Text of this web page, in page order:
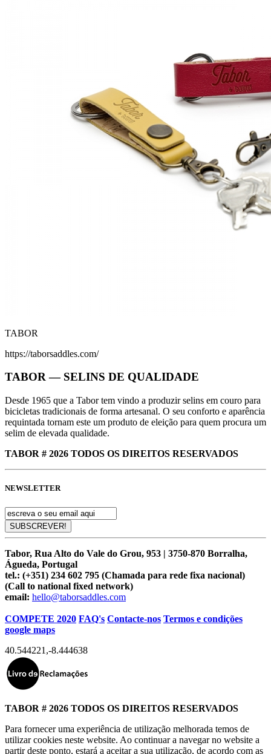
TABOR
https://taborsaddles.com/
TABOR — SELINS DE QUALIDADE
Desde 1965 que a Tabor tem vindo a produzir selins em couro para
bicicletas tradicionais de forma artesanal. O seu conforto e aparência
requintada tornam este um produto de eleição para quem procura um
selim de elevada qualidade.
TABOR # 2026 TODOS OS DIREITOS RESERVADOS
NEWSLETTER
Tabor, Rua Alto do Vale do Grou, 953 | 3750-870 Borralha,
Águeda, Portugal
tel.: (+351) 234 602 795 (Chamada para rede fixa nacional)
(Call to national fixed network)
email: hello@taborsaddles.com
COMPETE 2020 FAQ's Contacte-nos Termos e condições
google maps
40.544221 ,-8.444638
TABOR # 2026 TODOS OS DIREITOS RESERVADOS
Para fornecer uma experiência de utilização melhorada temos de
utilizar cookies neste website. Ao continuar a navegar no website a
partir deste ponto, estará a aceitar a sua utilização, de acordo com as